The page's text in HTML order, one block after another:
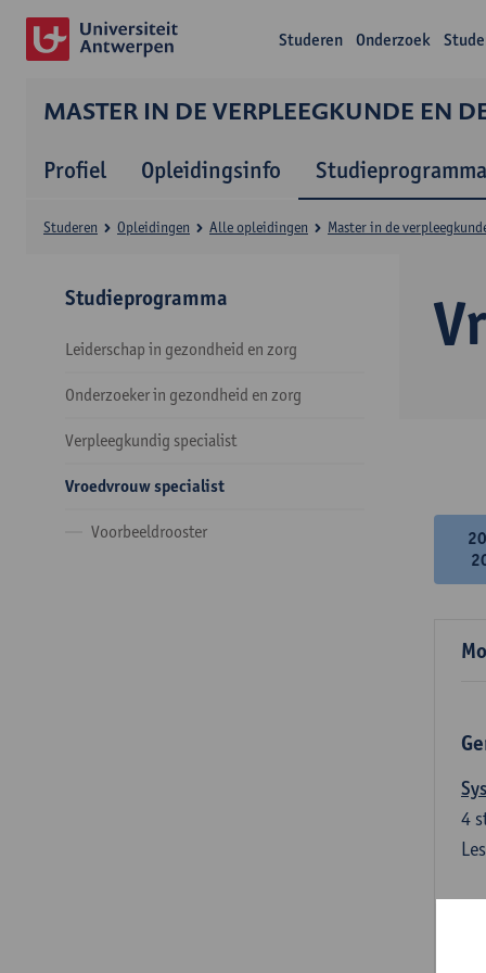
Studeren Onderzoek
MASTER IN DE VERPLEEGKUNDE EN
Profiel Opleidingsinfo Studieprogramma
Studeren Opleidingen Alle opleidingen Master in de
Studieprogramma
Leiderschap in gezondheid en zorg
Onderzoeker in gezondheid en zorg
Verpleegkundig specialist
Vroedvrouw specialist
Voorbeeldrooster
4